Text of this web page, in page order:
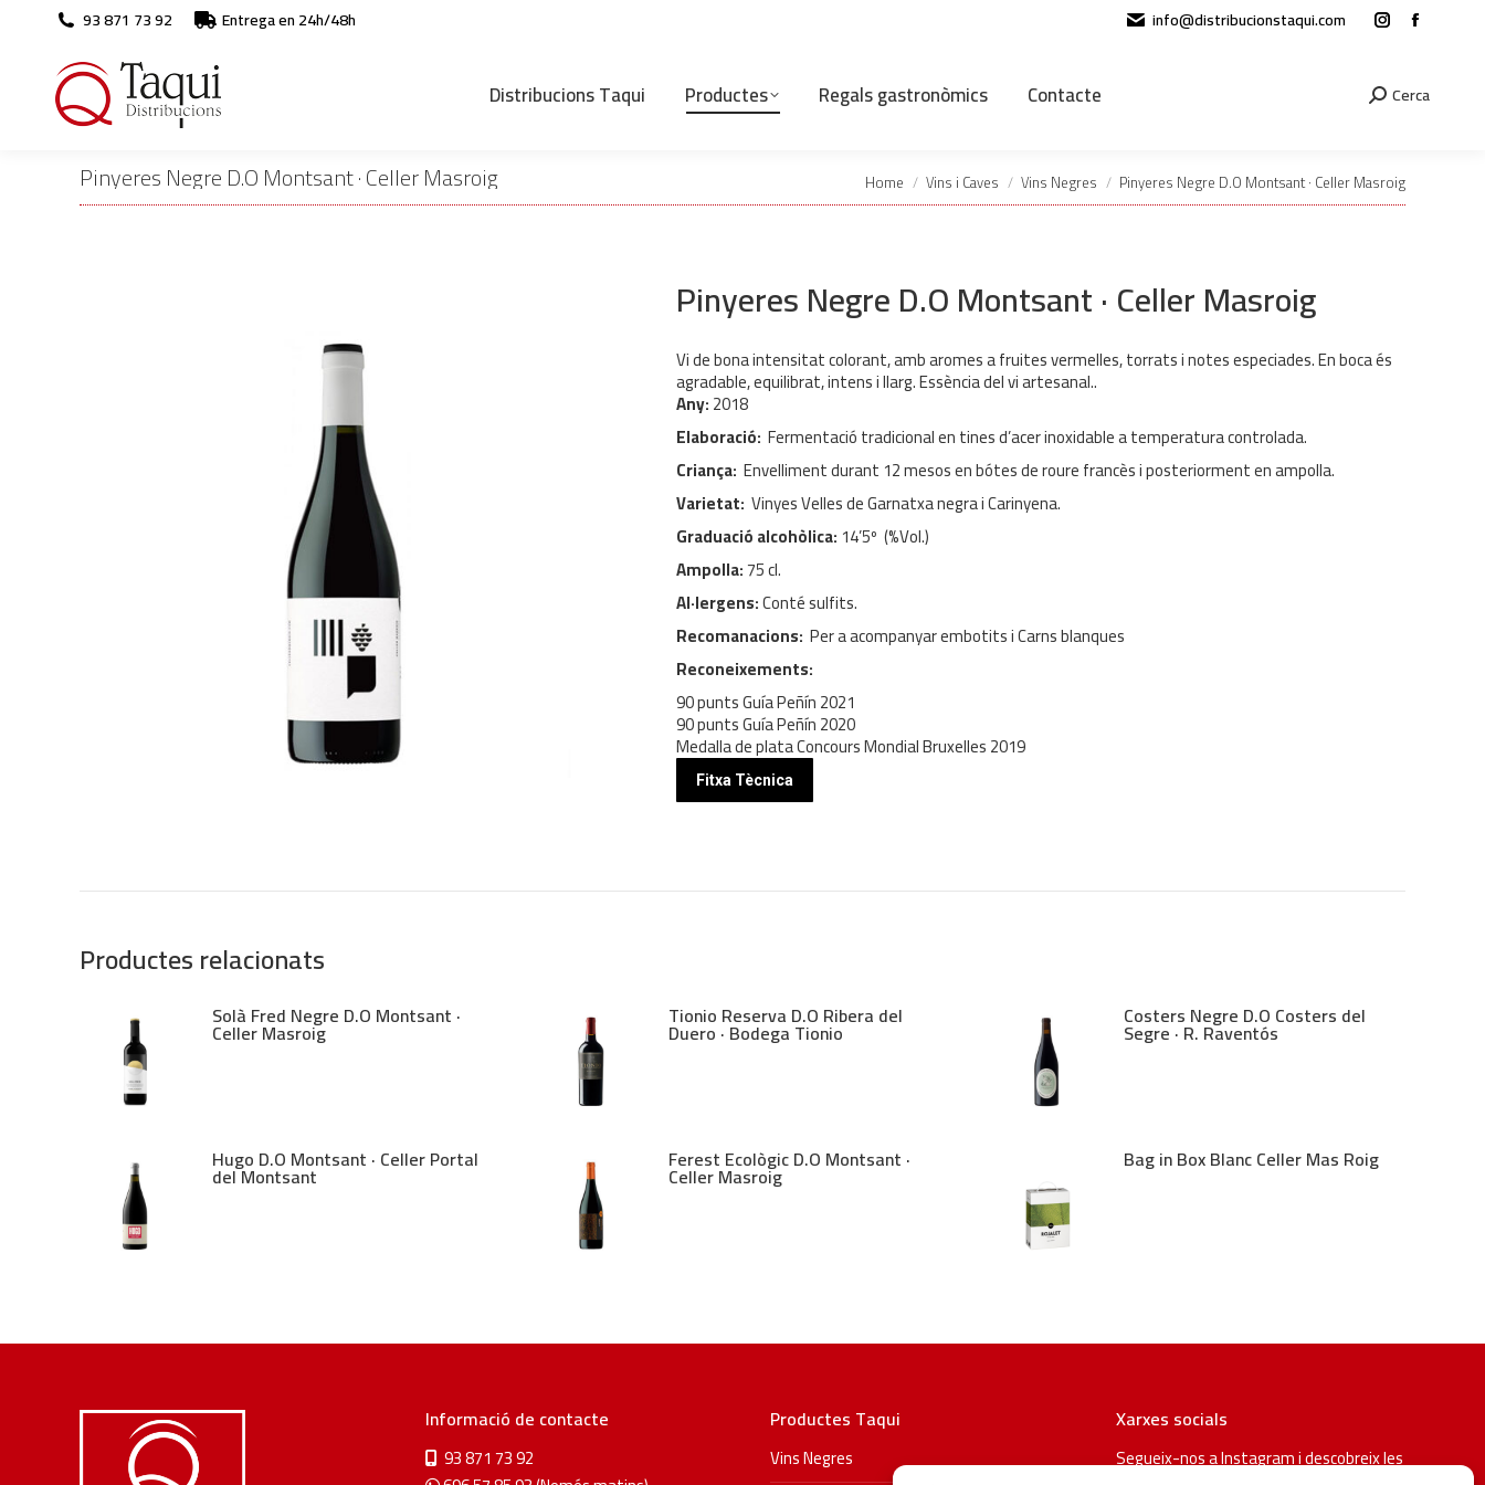
93 871 73 92 Entrega en 24h/48h info@distribucionstaqui.com
Instagram
opens
window
Facebook
opens
Distribucions Taqui Productes Regals gastronòmics Contacte Search:
Cerca
Pinyeres Negre D.O Montsant · Celler Masroig You are here:
Home Vins i Caves Vins Negres Pinyeres Negre D.O Montsant · Celler Masroig
Pinyeres Negre D.O Montsant · Celler Masroig
Vi de bona intensitat colorant, amb aromes a fruites vermelles, torrats i notes especiades. En boca és
agradable, equilibrat, intens i llarg. Essència del vi artesanal..
Any:2018
Elaboració: Fermentació tradicional en tines d’acer inoxidable a temperatura controlada.
Criança: Envelliment durant 12 mesos en bótes de roure francès i posteriorment en ampolla.
Varietat: Vinyes Velles de Garnatxa negra i Carinyena.
Graduació alcohòlica: 14’5º (%Vol.)
Ampolla:75 cl.
Al·lergens:Conté sulfits.
Recomanacions: Per a acompanyar embotits i Carns blanques
Reconeixements:
90 punts Guía Peñín 2021
90 punts Guía Peñín 2020
Medalla de plata Concours Mondial Bruxelles 2019
Fitxa Tècnica
Productes relacionats
Solà Fred Negre D.O Montsant ·
Celler Masroig
Tionio Reserva D.O Ribera del
Duero · Bodega Tionio
Costers Negre D.O Costers del
Segre · R. Raventós
Hugo D.O Montsant · Celler Portal
del Montsant
Ferest Ecològic D.O Montsant ·
Celler Masroig
Bag in Box Blanc Celler Mas Roig
Informació de contacte
93 871 73 92
Productes Taqui
Vins Negres
Xarxes socials
Segueix-nos a Instagram i descobreix les